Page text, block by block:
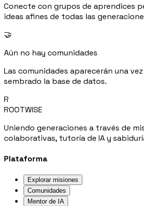
Conecte con grupos de aprendices
ideas afines de todas las
🤝
Aún no hay comunidades
Las comunidades aparecerán una
sembrado la base de datos.
R
ROOTWISE
Uniendo generaciones a través de
colaborativas, tutoría de IA y
Plataforma
Explorar misiones
Comunidades
Mentor de IA